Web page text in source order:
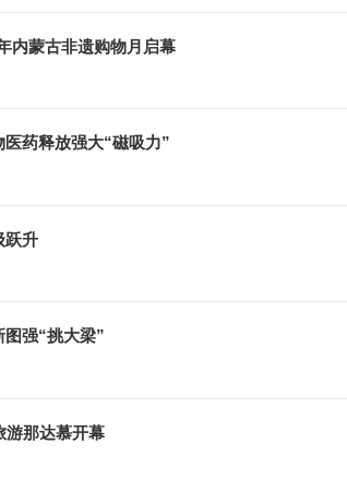
内蒙古非遗购物月启幕
药释放强大“磁吸力”
跃升
强“挑大梁”
游那达慕开幕